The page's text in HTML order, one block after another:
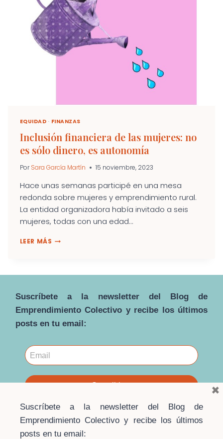
NECESARIOS
NUEVOS
RELATOS
PROPIOS
DEL
EMPRENDIMIENTO
EQUIDAD · FINANZAS
Inclusión financiera de las mujeres: no
es sólo dinero, es autonomía
Por Sara García Martín 15 noviembre, 2023
Hace unas semanas participé en una mesa
redonda sobre mujeres y emprendimiento rural.
La entidad organizadora había invitado a seis
mujeres, todas con una edad...
LEER MÁS INCLUSIÓN
MUJERES:
ES
SÓLO
DINERO,
ES
Suscríbete a la newsletter del Blog de
Emprendimiento Colectivo y recibe los últimos
posts en tu email:
Suscríbete a la newsletter del Blog de
Emprendimiento Colectivo y recibe los últimos
posts en tu email:
×